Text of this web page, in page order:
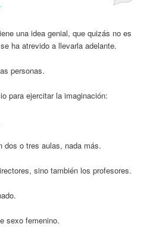
una idea genial, que quizás no es
ha atrevido a llevarla adelante.
personas.
para ejercitar la imaginación:
dos o tres aulas, nada más.
sino también los profesores.
sexo femenino.